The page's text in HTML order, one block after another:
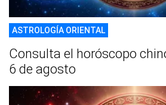
ASTROLOGÍA ORIENTAL
Consulta el horóscopo
6 de agosto